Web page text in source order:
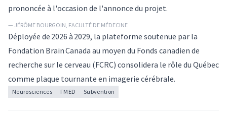
prononcée à l'occasion de l'annonce du projet.
— JÉRÔME BOURGOIN, FACULTÉ DE MÉDECINE
Déployée de 2026 à 2029, la plateforme soutenue par la
Fondation Brain Canada au moyen du Fonds canadien de
recherche sur le cerveau (FCRC) consolidera le rôle du Québec
comme plaque tournante en imagerie cérébrale.
Neurosciences FMED Subvention